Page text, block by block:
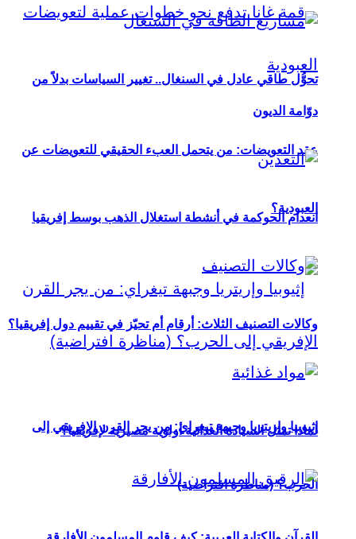
عقد التعويضات: من يتحمل العبء الحقيقي للتعويضات عن
العبودية؟
إثيوبيا وإريتريا وجبهة تيغراي: من يجر القرن الإفريقي إلى
الحرب؟ (مناظرة افتراضية)
تحوُّل طاقي عادل في السنغال.. تغيير السياسات بدلاً من
دوّامة الديون
انعدام الحوكمة في أنشطة استغلال الذهب بوسط إفريقيا
وكالات التصنيف الثلاث: أرقام أم تحيّز في تقييم دول إفريقيا؟
لماذا تمثل السيادة الغذائية أولوية مصيرية لإفريقيا؟